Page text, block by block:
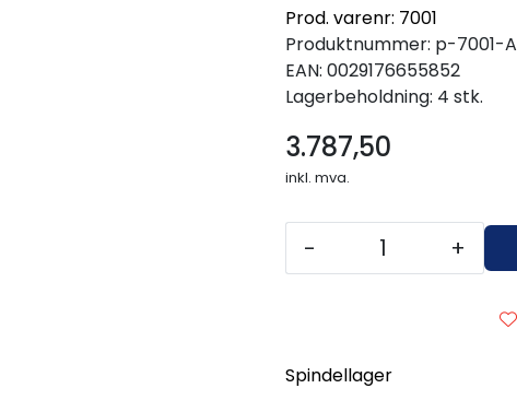
Prod. varenr: 7001
Produktnummer: p-7001-
EAN: 0029176655852
Lagerbeholdning: 4 stk.
3.787,50
inkl. mva.
- +
Spindellager